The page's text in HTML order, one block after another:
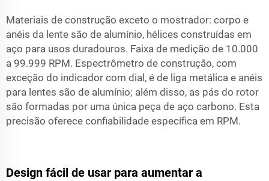
Materiais de construção exceto o mostrador: corpo e
anéis da lente são de alumínio, hélices construídas em
aço para usos duradouros. Faixa de medição de 10.000
a 99.999 RPM. Espectrômetro de construção, com
exceção do indicador com dial, é de liga metálica e anéis
para lentes são de alumínio; além disso, as pás do rotor
são formadas por uma única peça de aço carbono. Esta
precisão oferece confiabilidade específica em RPM.
Design fácil de usar para aumentar a